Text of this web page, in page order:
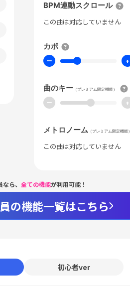
BPM連動スクロール
この曲は対応していません
カポ
ー +
曲のキー （プレミアム限定機能）
ー +
メトロノーム （プレミアム限定機能）
この曲は対応していません
ら、 全ての機能が利用可能！
の機能一覧はこちら
初心者ver